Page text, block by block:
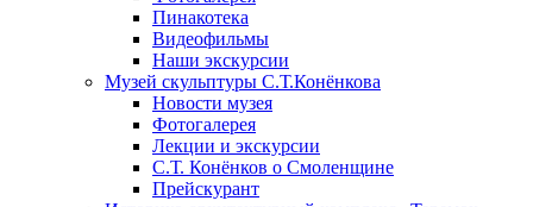
Пинакотека
Видеофильмы
Наши экскурсии
Музей скульптуры С.Т.Конёнкова
Новости музея
Фотогалерея
Лекции и экскурсии
С.Т. Конёнков о Смоленщине
Прейскурант